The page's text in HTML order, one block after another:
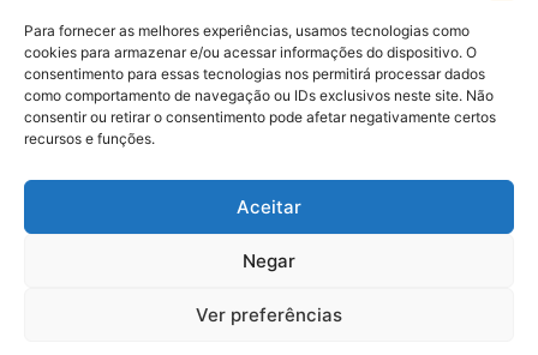
Para fornecer as melhores experiências, usamos tecnologias como
cookies para armazenar e/ou acessar informações do dispositivo. O
consentimento para essas tecnologias nos permitirá processar dados
como comportamento de navegação ou IDs exclusivos neste site. Não
consentir ou retirar o consentimento pode afetar negativamente certos
recursos e funções.
Aceitar
Negar
Ver preferências
Conteúdos
Curiosidades
Fale Conosco
Política de Cookies